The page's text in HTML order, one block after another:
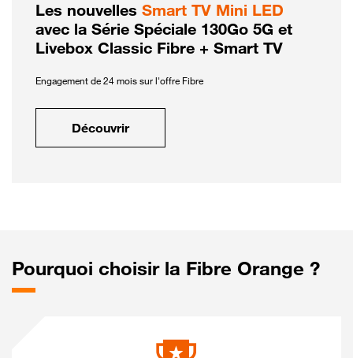
Les nouvelles Smart TV Mini LED
avec la Série Spéciale 130Go 5G et
Livebox Classic Fibre + Smart TV
Engagement de 24 mois sur l'offre Fibre
Découvrir
Pourquoi choisir la Fibre Orange ?